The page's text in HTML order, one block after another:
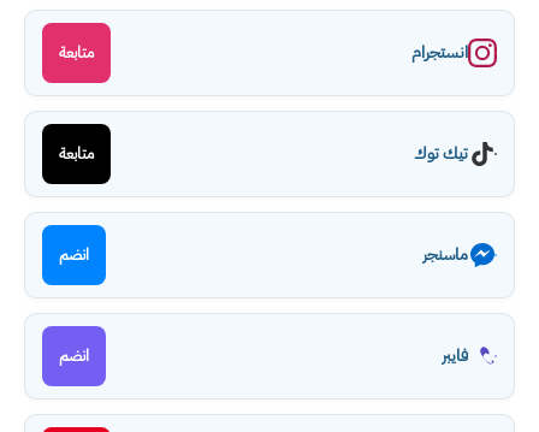
انستجرام متابعة
تيك توك متابعة
ماسنجر انضم
فايبر انضم